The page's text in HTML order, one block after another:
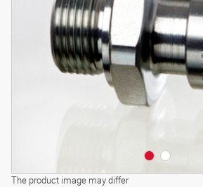
The product image may differ